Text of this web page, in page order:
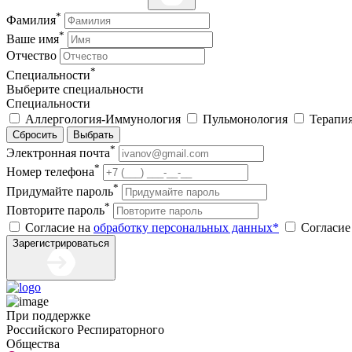
Фамилия*
Ваше имя*
Отчество
Специальности*
Выберите специальности
Специальности
Аллергология-Иммунология
Пульмонология
Сбросить Выбрать
Электронная почта*
Номер телефона*
Придумайте пароль*
Повторите пароль*
Согласие на обработку персональных данных*
Зарегистрироваться
При поддержке
Российского Респираторного
Общества